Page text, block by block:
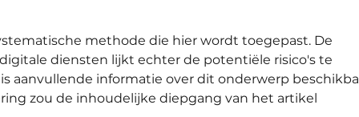
methode die hier wordt toegepast. De
diensten lijkt echter de potentiële risico's te
aanvullende informatie over dit onderwerp
zou de inhoudelijke diepgang van het artikel